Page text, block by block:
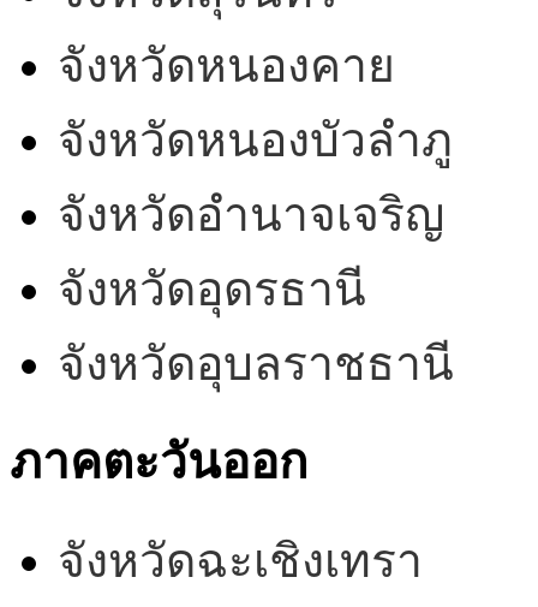
จังหวัดหนองคาย
จังหวัดหนองบัวลำภู
จังหวัดอำนาจเจริญ
จังหวัดอุดรธานี
จังหวัดอุบลราชธานี
ภาคตะวันออก
จังหวัดฉะเชิงเทรา